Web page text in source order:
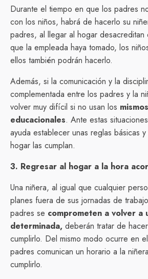
Durante el tiempo en que los padres
con los niños, habrá de hacerlo su
padres, al llegar al hogar desacreditan
que la empleada haya tomado, los
ellos también podrán hacerlo.
Además, si la comunicación y la
complementada entre los padres y la
volver muy difícil si no usan los
educacionales. Ante estas
ayuda establecer unas reglas básicas
hogar las cumplan.
3. Regresar al hogar a la hora
Una niñera, al igual que cualquier
planes fuera de sus jornadas de
padres se comprometen a volver a
determinada, deberán tratar de
cumplirlo. Del mismo modo ocurre en
padres comunican un horario a la
cumplirlo.